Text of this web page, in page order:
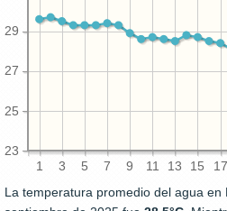
1 3 5 7 9 11 13 15 17
23
25
27
29
La temperatura promedio del agua